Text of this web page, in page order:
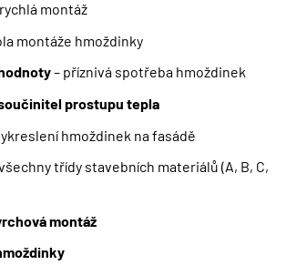
montáž
montáže hmoždinky
– příznivá spotřeba hmoždinek
prostupu tepla
hmoždinek na fasádě
třídy stavebních materiálů (A, B, C,
montáž